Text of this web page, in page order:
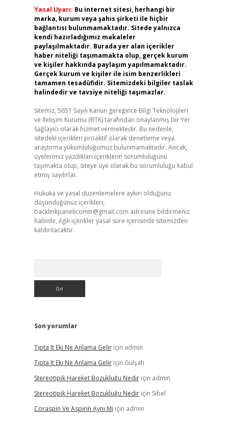
Yasal Uyarı: Bu internet sitesi, herhangi bir
marka, kurum veya şahıs şirketi ile hiçbir
bağlantısı bulunmamaktadır. Sitede yalnızca
kendi hazırladığımız makaleler
paylaşılmaktadır. Burada yer alan içerikler
haber niteliği taşımamakta olup, gerçek kurum
ve kişiler hakkında paylaşım yapılmamaktadır.
Gerçek kurum ve kişiler ile isim benzerlikleri
tamamen tesadüfidir. Sitemizdeki bilgiler taslak
halindedir ve tavsiye niteliği taşımazlar.
Sitemiz, 5651 Sayılı Kanun gereğince Bilgi Teknolojileri
ve İletişim Kurumu (BTK) tarafından onaylanmış bir Yer
Sağlayıcı olarak hizmet vermektedir. Bu nedenle,
sitedeki içerikleri proaktif olarak denetleme veya
araştırma yükümlülüğümüz bulunmamaktadır. Ancak,
üyelerimiz yazdıkları içeriklerin sorumluluğunu
taşımakta olup, siteye üye olarak bu sorumluluğu kabul
etmiş sayılırlar.
Hukuka ve yasal düzenlemelere aykırı olduğunu
düşündüğünüz içerikleri,
backlinkpanelicomtr@gmail.com adresine bildirmeniz
halinde, ilgili içerikler yasal süre içerisinde sitemizden
kaldırılacaktır.
Son yorumlar
Tıpta It Eki Ne Anlama Geliriçin admin
Tıpta It Eki Ne Anlama Geliriçin Gülşah
Stereotipik Hareket Bozukluğu Nediriçin admin
Stereotipik Hareket Bozukluğu Nediriçin Sibel
Coraspin Ve Aspirin Aynı Mı için admin